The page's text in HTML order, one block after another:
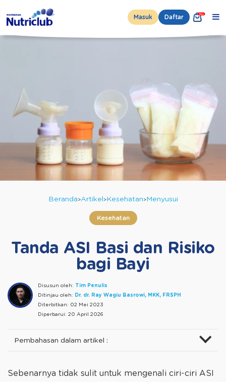
Masuk Daftar
Beranda Artikel Kesehatan Menyusui
Kesehatan
Tanda ASI Basi dan Risiko
bagi Bayi
Disusun oleh: Tim Penulis
Ditinjau oleh: Dr. dr. Ray Wagiu Basrowi, MKK, FRSPH
Diterbitkan: 02 Mei 2023
Diperbarui: 20 April 2026
Pembahasan dalam artikel :
Sebenarnya tidak sulit untuk mengenali ciri-ciri ASI